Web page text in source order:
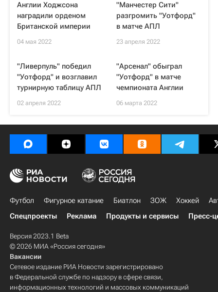
Англии Ходжсона
наградили орденом
Британской империи
04 мая 2022
"Манчестер Сити"
разгромить "Уотфорд"
в матче АПЛ
23 апреля 2022
"Ливерпуль" победил
"Уотфорд" и возглавил
турнирную таблицу АПЛ
02 апреля 2022
"Арсенал" обыграл
"Уотфорд" в матче
чемпионата Англии
06 марта 2022
Футбол Фигурное катание Биатлон ЗОЖ Хоккей
Спецпроекты
Реклама Продукты и сервисы Пресс-
Версия 2023.1 Beta
© 2026 МИА «Россия сегодня»
Вакансии
Сетевое издание РИА Новости зарегистрировано
в Федеральной службе по надзору в сфере связи,
информационных технологий и массовых коммуникаций